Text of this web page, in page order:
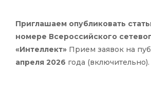
Приглашаем опубликовать
номере Всероссийского
«Интеллект» Прием заявок на
апреля 2026 года (включительно).